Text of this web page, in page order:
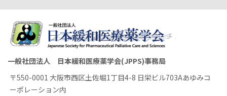
一般社団法人 日本緩和医療薬学会(JPPS)事務局
〒550-0001 大阪市西区土佐堀1丁目4-8 日栄ビル703Aあゆみコ
ーポレーション内